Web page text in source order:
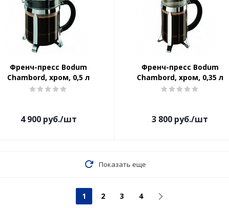
Френч-пресс Bodum
Chambord, хром, 0,5 л
4 900руб./шт
Френч-пресс Bodum
Chambord, хром, 0,35 л
3 800 руб./шт
Показать еще
1 2 3 4